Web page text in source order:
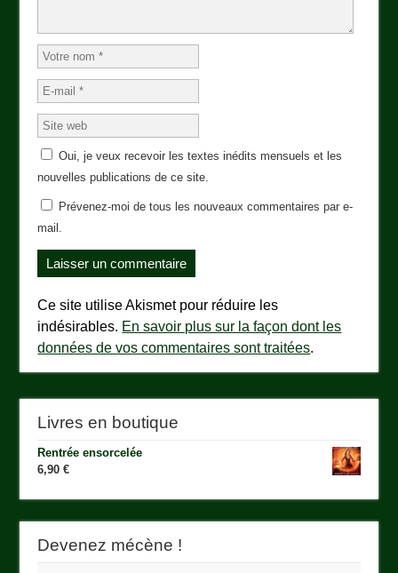
Oui, je veux recevoir les textes inédits mensuels et les
nouvelles publications de ce site.
Prévenez-moi de tous les nouveaux commentaires par e-
mail.
Ce site utilise Akismet pour réduire les
indésirables. En savoir plus sur la façon dont les
données de vos commentaires sont traitées.
Livres en boutique
Rentrée ensorcelée
6,90€
Devenez mécène !